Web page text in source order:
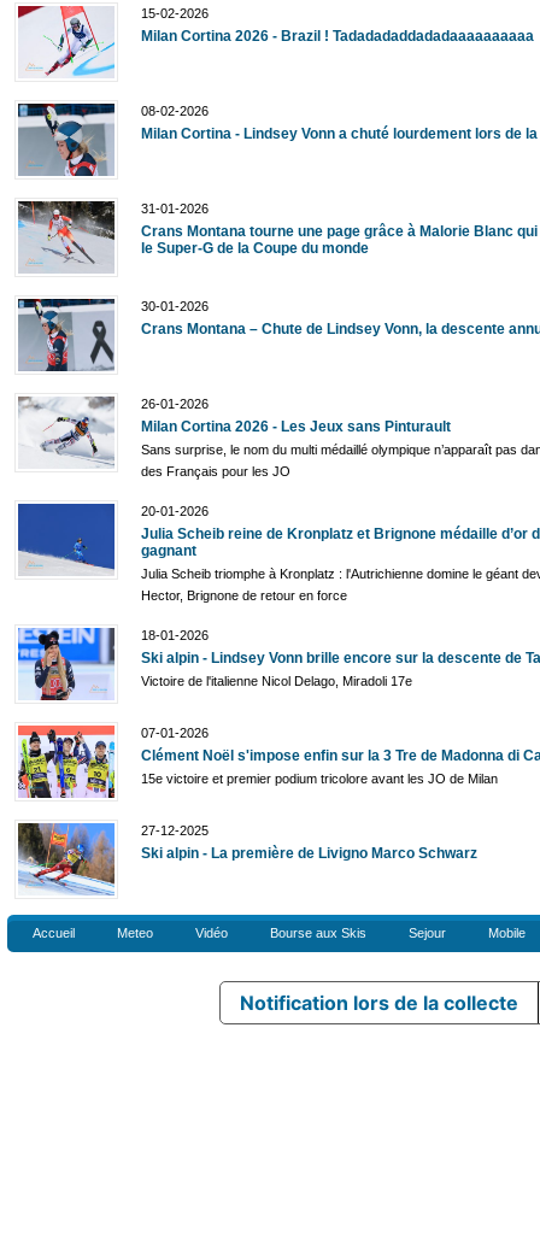
15-02-2026
Milan Cortina 2026 - Brazil ! Tadadadaddadadaaaaaaaaaa
08-02-2026
Milan Cortina - Lindsey Vonn a chuté lourdement lors de
31-01-2026
Crans Montana tourne une page grâce à Malorie Blanc
le Super-G de la Coupe du monde
30-01-2026
Crans Montana – Chute de Lindsey Vonn, la descente
26-01-2026
Milan Cortina 2026 - Les Jeux sans Pinturault
Sans surprise, le nom du multi médaillé olympique n’apparaît pas
des Français pour les JO
20-01-2026
Julia Scheib reine de Kronplatz et Brignone médaille d’or
gagnant
Julia Scheib triomphe à Kronplatz : l'Autrichienne domine le géant
Hector, Brignone de retour en force
18-01-2026
Ski alpin - Lindsey Vonn brille encore sur la descente de
Victoire de l'italienne Nicol Delago, Miradoli 17e
07-01-2026
Clément Noël s'impose enfin sur la 3 Tre de Madonna di
15e victoire et premier podium tricolore avant les JO de Milan
27-12-2025
Ski alpin - La première de Livigno Marco Schwarz
Accueil Meteo Vidéo Bourse aux Skis Sejour Mobile
Notification lors de la collecte